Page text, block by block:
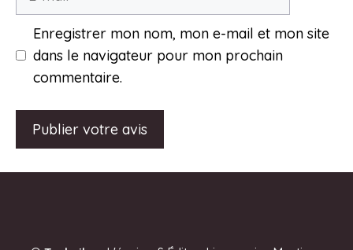
Enregistrer mon nom, mon e-mail et mon site
dans le navigateur pour mon prochain
commentaire.